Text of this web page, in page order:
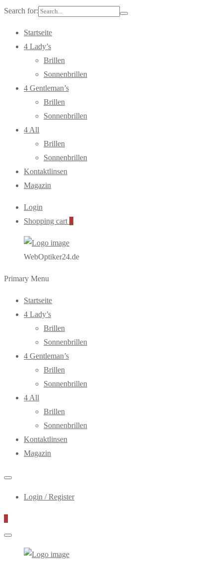
Search for:
Startseite
4 Lady’s
Brillen
Sonnenbrillen
4 Gentleman’s
Brillen
Sonnenbrillen
4 All
Brillen
Sonnenbrillen
Kontaktlinsen
Magazin
Login
Shopping cart 0
WebOptiker24.de
Primary Menu
Startseite
4 Lady’s
Brillen
Sonnenbrillen
4 Gentleman’s
Brillen
Sonnenbrillen
4 All
Brillen
Sonnenbrillen
Kontaktlinsen
Magazin
Login / Register
0